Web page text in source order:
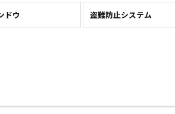
ドウ 盗難防止システム